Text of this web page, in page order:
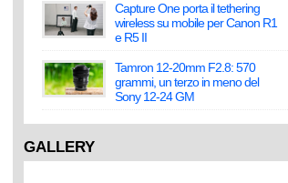
Capture One porta il tethering
wireless su mobile per Canon R1
e R5 II
Tamron 12-20mm F2.8: 570
grammi, un terzo in meno del
Sony 12-24 GM
GALLERY